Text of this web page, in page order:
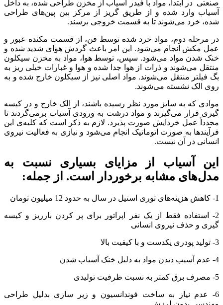
صنعتی در ابتدا، مواد با فیدر آسیاب از مخزن طراحی شده، به داخل
آسیاب وارد شده و از طریق گریز از مرکز بین پین‌های طراحی
شده، خرد می‌شوند تا به قسمت خروجی برسند.
در مرحله دوم، مواد خرد شده توسط فن، از قسمت مکنده عبور و
عمل مکش انجام می‌شود. این امر باعث گردش هوای شدید شده و
خنک شدن مواد می‌شود. سپس، توسط هوا، مواد به مخزن سیکلون
منتقل می‌شوند و ذرات از هوا جدا شده و هوا و غبارات خیلی ریز به
بگ فیلتر منتقل می‌شوند. مواد اصلی نیز از سیکلون خارج شده و به
روی الک نشسته می‌شوند.
موادی که به سایز مورد نظر رسیده باشند، از الک خارج و در کیسه
گیری قرار می‌گیرند و مواد درشت به ورودی آسیاب برمی‌گردند تا
مجدداً عمل خردایش صورت پذیرد. لازم به ذکر است که کلیه‌ی این
فرآیندها به صورت اتوماتیک انجام می‌شود و نیازی به فعالیت نیروی
انسانی در آن نیست.
این آسیاب از مزایای بسیاری نسبت به
مدل‌های مشابه برخوردار است. از جمله:
1- کاهش هزینه‌های توری استیل در سال به حدود 12 میلیون تومان
2- استفاده فقط از یک نفر اپراتور برای پر کردن بارریز و کیسه
گیری و حذف نیروی انسانی
3- تولید پودری یکدست و با کیفیت بالا
4- عدم آسیب دیدن مواد به دلیل خنک آسیاب شدن
5- مصرف برق کمتر به نسبت ظرفیت تولیدی
6- عدم نیاز به ساخت فوندانسیون و زیر سازی بدلیل طراحی